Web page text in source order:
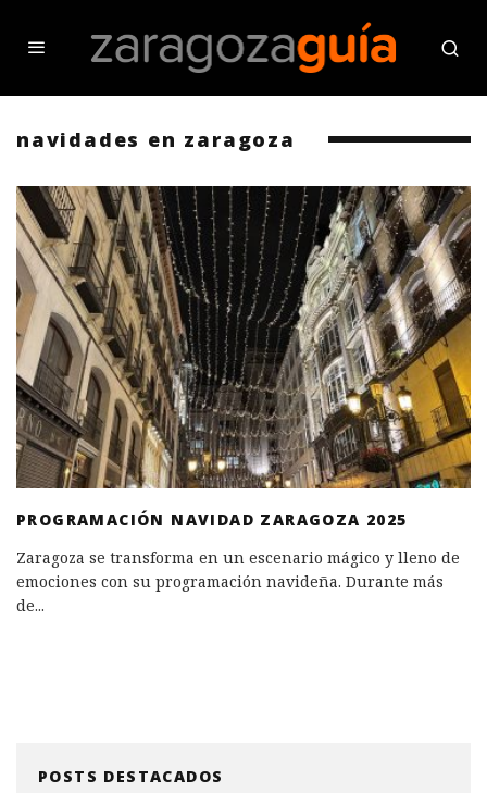
navidades en zaragoza
PROGRAMACIÓN NAVIDAD ZARAGOZA 2025
Zaragoza se transforma en un escenario mágico y lleno de
emociones con su programación navideña. Durante más
de...
POSTS DESTACADOS